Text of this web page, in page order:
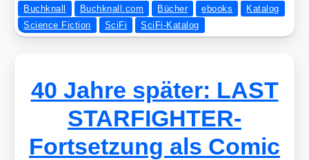
Buchknall Buchknall.com Bücher ebooks
Katalog
Science Fiction
SciFi SciFi-Katalog
40 Jahre später: LAST
STARFIGHTER-
Fortsetzung als Comic